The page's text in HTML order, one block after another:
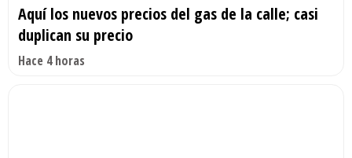
Aquí los nuevos precios del gas de la calle; casi
duplican su precio
Hace 4 horas